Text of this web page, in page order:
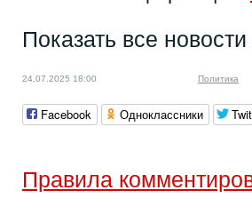
Показать все новости
24.07.2025 18:00 Политика
Facebook Одноклассники
Правила